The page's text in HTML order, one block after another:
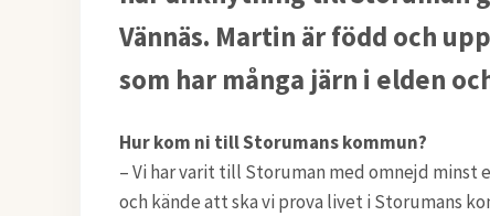
Vännäs. Martin är född och
som har många järn i elden
Hur kom ni till Storumans kommun?
– Vi har varit till Storuman med omnejd minst
och kände att ska vi prova livet i Storumans